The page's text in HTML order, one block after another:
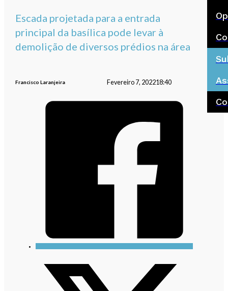
Escada projetada para a entrada
principal da basílica pode levar à
demolição de diversos prédios na área
Francisco Laranjeira Fevereiro 7, 202218:40